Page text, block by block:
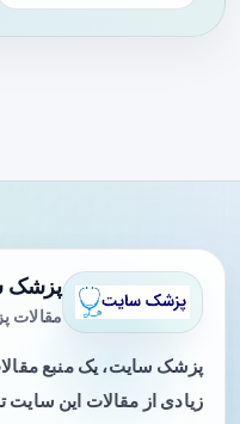
پزشک
مقالات
پزشک سایت، یک منبع
زیادی از مقالات این